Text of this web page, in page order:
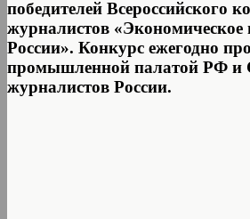
победителей Всероссийского
журналистов «Экономическое
России». Конкурс ежегодно
промышленной палатой РФ и
журналистов России.